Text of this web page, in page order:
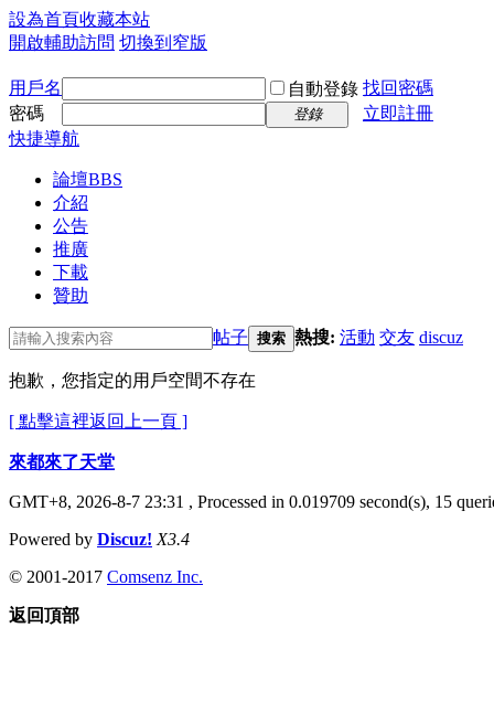
設為首頁收藏本站
開啟輔助訪問 切換到窄版
用戶名 自動登錄 找回密碼
密碼
登錄
立即註冊
快捷導航
論壇BBS
介紹
公告
推廣
下載
贊助
帖子 搜索 熱搜: 活動 交友 discuz
抱歉，您指定的用戶空間不存在
[ 點擊這裡返回上一頁 ]
來都來了天堂
GMT+8, 2026-8-7 23:31 , Processed in 0.019709 second(s), 15
Powered by Discuz! X3.4
© 2001-2017 Comsenz Inc.
返回頂部